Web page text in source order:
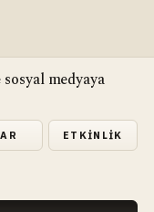
medyaya
ETKINLIK